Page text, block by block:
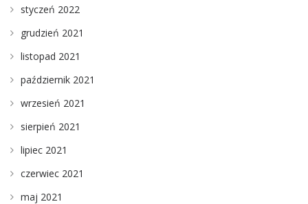
styczeń 2022
grudzień 2021
listopad 2021
październik 2021
wrzesień 2021
sierpień 2021
lipiec 2021
czerwiec 2021
maj 2021